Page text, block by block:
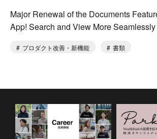
Major Renewal of the Documents
App! Search and View More Seamlessly
プロダクト改善・新機能 書類